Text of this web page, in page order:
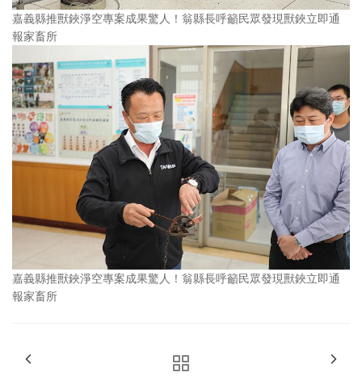
嘉義縣推獸鋏淨空專案成果驚人！翁縣長呼籲民眾發現獸鋏立即通
報家畜所
嘉義縣推獸鋏淨空專案成果驚人！翁縣長呼籲民眾發現獸鋏立即通
報家畜所